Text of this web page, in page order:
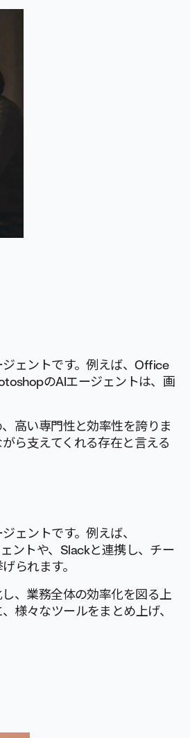
ェントです。例えば、Office
のAIエージェントは、画
高い専門性と効率性を誇りま
ら支えてくれる存在と言える
ェントです。例えば、
ントや、Slackと連携し、チー
られます。
、業務全体の効率化を図る上
様々なツールをまとめ上げ、